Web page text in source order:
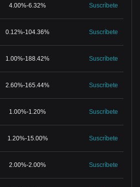
4.00%-6.32% Suscríbete
0.12%-104.36% Suscríbete
1.00%-188.42% Suscríbete
2.60%-165.44% Suscríbete
1.00%-1.20% Suscríbete
1.20%-15.00% Suscríbete
2.00%-2.00% Suscríbete